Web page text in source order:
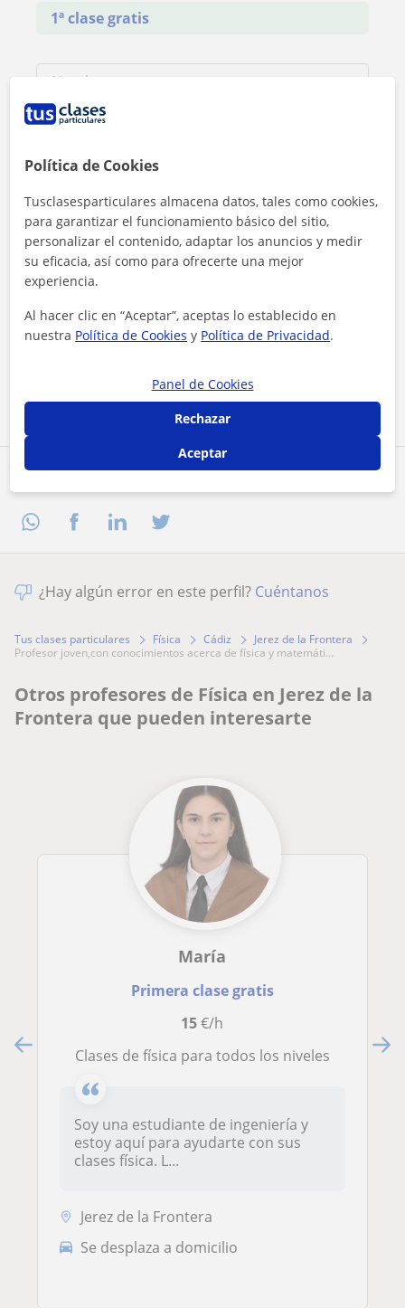
1ª clase gratis
Al hacer clic, aceptas nuestro aviso legaly de privacidad
Contactar ahora
¿Hay algún error en este perfil? Cuéntanos
Tus clases particulares Física Cádiz
Jerez de la Frontera
profesor joven,con conocimientos acerca de física y matemáti...
Otros profesores de Física en Jerez de la
Frontera que pueden interesarte
María
Primera clase gratis
15€/h
Clases de física para todos los niveles
Soy una estudiante de ingeniería y
estoy aquí para ayudarte con sus
clases física. L...
Jerez de la Frontera
Se desplaza a domicilio
Política de Cookies
Tusclasesparticulares almacena datos, tales como cookies,
para garantizar el funcionamiento básico del sitio,
personalizar el contenido, adaptar los anuncios y medir
su eficacia, así como para ofrecerte una mejor
experiencia.
Al hacer clic en “Aceptar”, aceptas lo establecido en
nuestra Política de Cookies y Política de Privacidad.
Panel de Cookies
Rechazar
Aceptar